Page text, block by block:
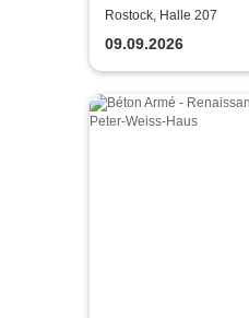
Rostock, Halle 207
09.09.2026